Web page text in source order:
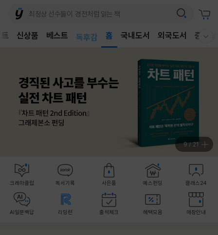
신상품 베스트
독후감
홈 국내도서 외국도서 중고샵
10/21
크레마클럽 독서기록 사은품 예스펀딩 클래스24
AI일문백답 리딩런 출석체크 혜택모음 매장안내